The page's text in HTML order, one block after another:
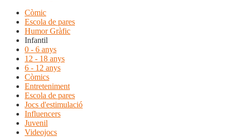
Còmic
Escola de pares
Humor Gràfic
Infantil
0 - 6 anys
12 - 18 anys
6 - 12 anys
Còmics
Entreteniment
Escola de pares
Jocs d'estimulació
Influencers
Juvenil
Videojocs